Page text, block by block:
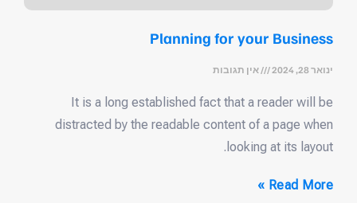
Planning for your Business
ינואר 28, 2024 אין תגובות
It is a long established fact that a reader will be
distracted by the readable content of a page when
looking at its layout.
Read More »